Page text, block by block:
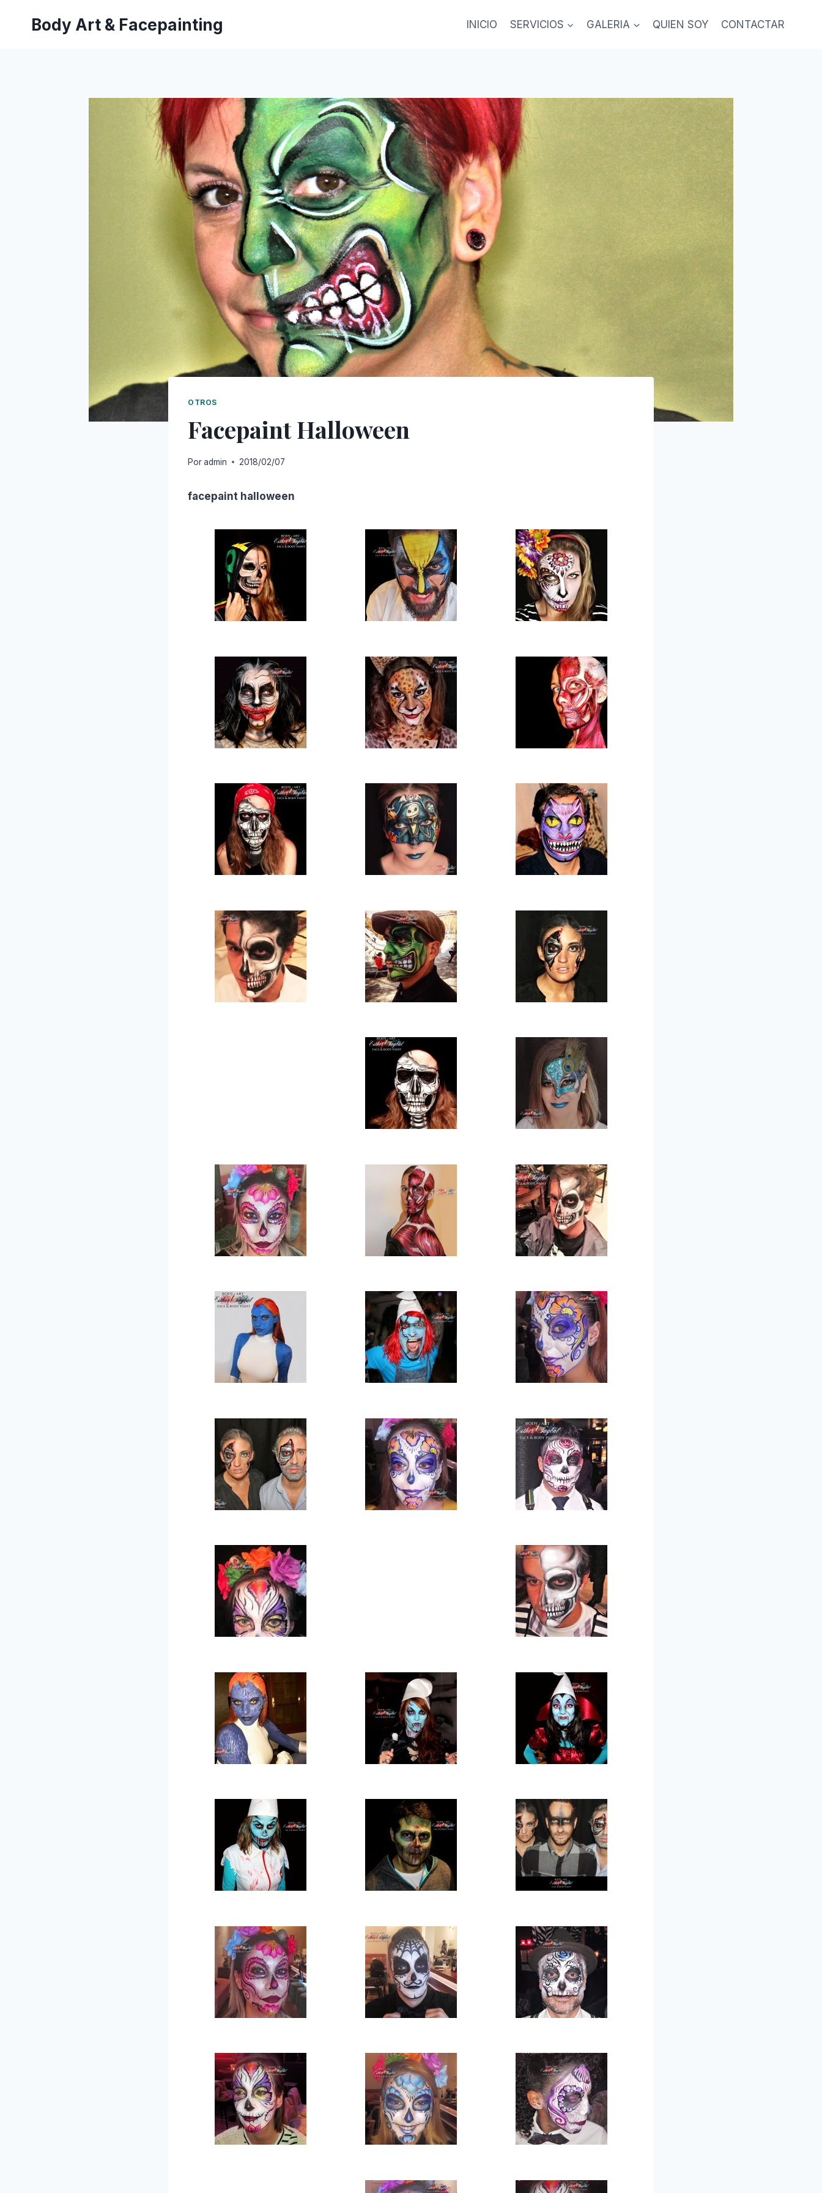
Body Art & Facepainting INICIO SERVICIOS GALERIA QUIEN SOY CONTACTAR
OTROS
Facepaint Halloween
Poradmin 2018/02/07
facepaint halloween